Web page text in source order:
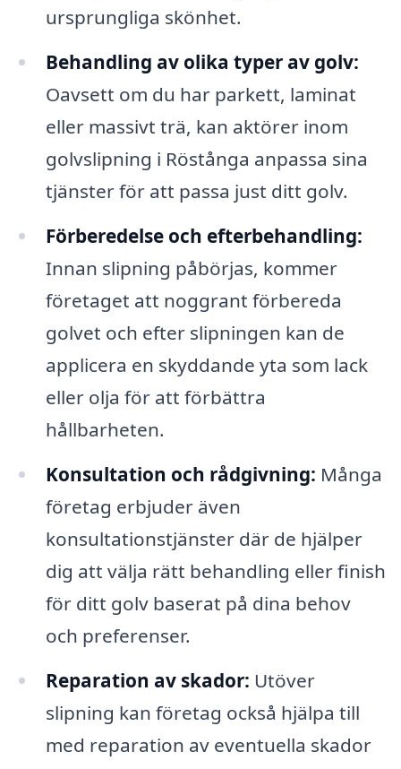
ursprungliga skönhet.
Behandling av olika typer av golv:
Oavsett om du har parkett, laminat
eller massivt trä, kan aktörer inom
golvslipning i Röstånga anpassa sina
tjänster för att passa just ditt golv.
Förberedelse och efterbehandling:
Innan slipning påbörjas, kommer
företaget att noggrant förbereda
golvet och efter slipningen kan de
applicera en skyddande yta som lack
eller olja för att förbättra
hållbarheten.
Konsultation och rådgivning: Många
företag erbjuder även
konsultationstjänster där de hjälper
dig att välja rätt behandling eller finish
för ditt golv baserat på dina behov
och preferenser.
Reparation av skador: Utöver
slipning kan företag också hjälpa till
med reparation av eventuella skador